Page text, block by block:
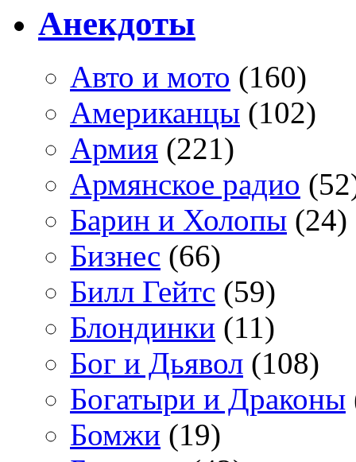
Анекдоты
Авто и мото (160)
Американцы (102)
Армия (221)
Армянское радио
Барин и Холопы (24)
Бизнес (66)
Билл Гейтс (59)
Блондинки (11)
Бог и Дьявол (108)
Богатыри и Драконы
Бомжи (19)